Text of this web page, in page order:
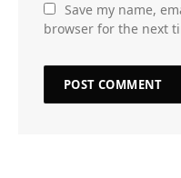
Save my name,
browser for the next